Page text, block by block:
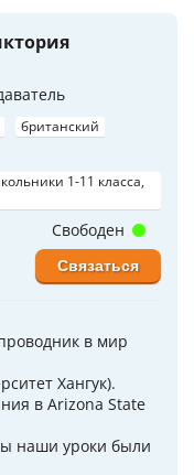
британский
1-11 класса,
в мир
Хангук).
в Arizona State
наши уроки были
Свободен
Связаться